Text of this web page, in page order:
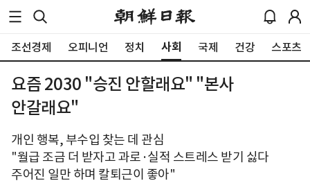
조선경제 오피니언 정치 사회 국제 건강 스포츠
요즘 2030 "승진 안할래요" "본사
안갈래요"
개인 행복, 부수입 찾는 데 관심
"월급 조금 더 받자고 과로·실적 스트레스 받기 싫다
주어진 일만 하며 칼퇴근이 좋아"